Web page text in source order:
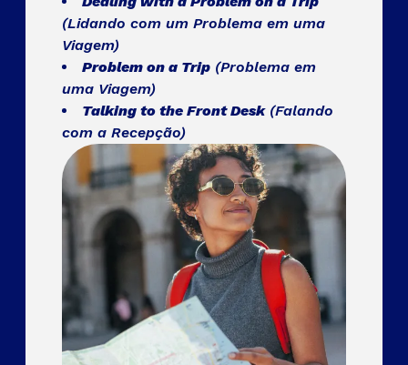
(Lidando com um Problema em uma
Viagem)
Problem on a Trip (Problema em
uma Viagem)
Talking to the Front Desk(Falando
com a Recepção)